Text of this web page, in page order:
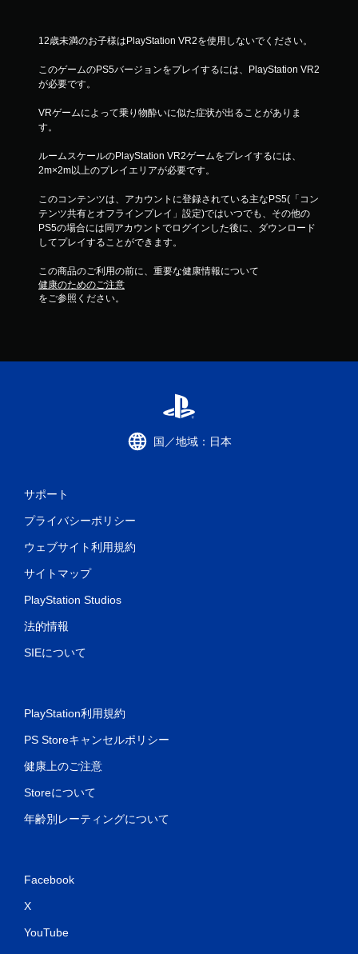
12歳未満のお子様はPlayStation VR2を使用しないでください。
このゲームのPS5バージョンをプレイするには、PlayStation VR2
が必要です。
VRゲームによって乗り物酔いに似た症状が出ることがありま
す。
ルームスケールのPlayStation VR2ゲームをプレイするには、
2m×2m以上のプレイエリアが必要です。
このコンテンツは、アカウントに登録されている主なPS5(「コン
テンツ共有とオフラインプレイ」設定)ではいつでも、その他の
PS5の場合には同アカウントでログインした後に、ダウンロード
してプレイすることができます。
この商品のご利用の前に、重要な健康情報について
健康のためのご注意
をご参照ください。
国／地域：日本
サポート
プライバシーポリシー
ウェブサイト利用規約
サイトマップ
PlayStation Studios
法的情報
SIEについて
PlayStation利用規約
PS Storeキャンセルポリシー
健康上のご注意
Storeについて
年齢別レーティングについて
Facebook
X
YouTube